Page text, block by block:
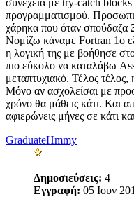
προγραμματισμού.
χάρηκα που όταν σπούδαζα
Νομίζω κάναμε Fortran 1ο
η λογική της με βοήθησε
πιο εύκολο να καταλάβω
μεταπτυχιακό. Τέλος
Μόνο αν ασχολείσαι με
χρόνο θα μάθεις κάτι. Και
αφιερώνεις μήνες σε κάτι
GraduateHmmy
Δημοσιεύσεις: 4
Εγγραφή: 05 Ιουν